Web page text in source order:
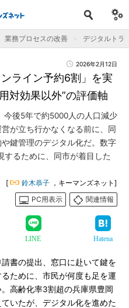
業務プロセスの改善 デジタルトラ
2026年2月12日
ライン予約6割」を実
対効果以外”の評価軸
後5年で約5000人の人口減少
が立ち行かなくなる前に、同
鍵管理のデジタル化だ。数字
するために、同市が着目した
[ 鈴木恭子 ，キーマンズネット]
PC用表示
関連情報
LINE Hatena
書の提出、窓口に赴いて鍵を
ために、市民が何度も足を運
高齢化率3割超の兵庫県豊岡
いたが、デジタル化を進めた